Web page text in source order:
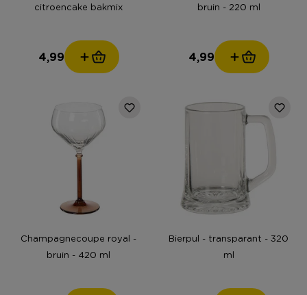
citroencake bakmix
4,99
bruin - 220 ml
4,99
Champagnecoupe royal -
bruin - 420 ml
Bierpul - transparant - 320
ml